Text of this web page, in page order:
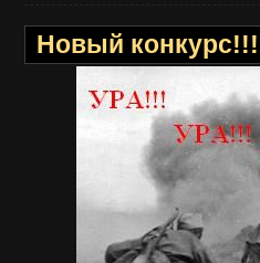
Новый конкурс!!!